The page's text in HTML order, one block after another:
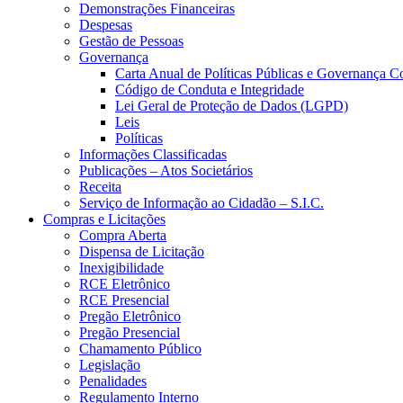
Demonstrações Financeiras
Despesas
Gestão de Pessoas
Governança
Carta Anual de Políticas Públicas e Governança
Código de Conduta e Integridade
Lei Geral de Proteção de Dados (LGPD)
Leis
Políticas
Informações Classificadas
Publicações – Atos Societários
Receita
Serviço de Informação ao Cidadão – S.I.C.
Compras e Licitações
Compra Aberta
Dispensa de Licitação
Inexigibilidade
RCE Eletrônico
RCE Presencial
Pregão Eletrônico
Pregão Presencial
Chamamento Público
Legislação
Penalidades
Regulamento Interno